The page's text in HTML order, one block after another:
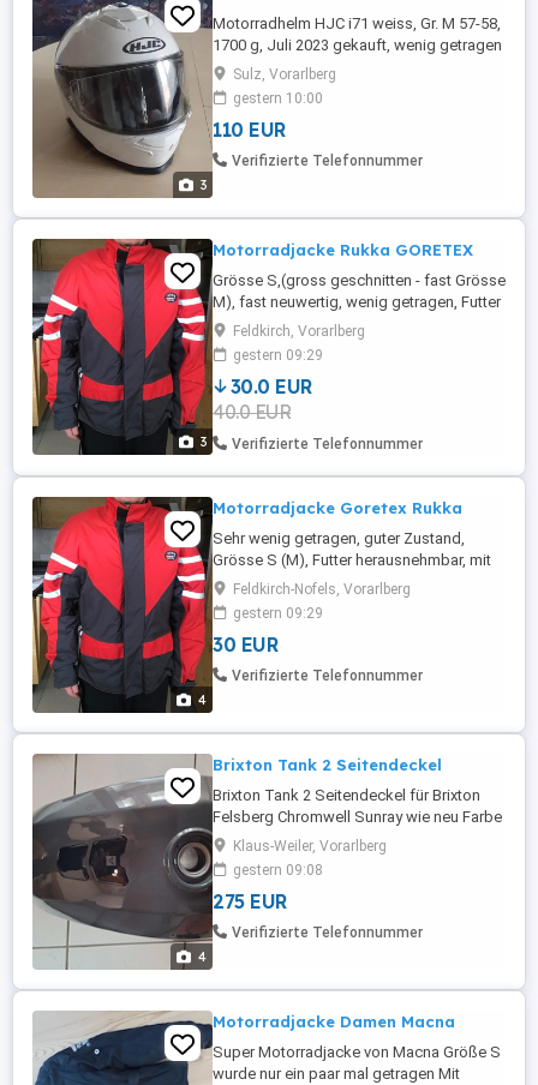
3
Motorradhelm HJC i71 weiss, Gr. M 57-58,
1700 g, Juli 2023 gekauft, wenig getragen
(NP 207,--)
Sulz, Vorarlberg
gestern 10:00
110 EUR
Verifizierte Telefonnummer
3
Motorradjacke Rukka GORETEX
Grösse S,(gross geschnitten - fast Grösse
M), fast neuwertig, wenig getragen, Futter
herausnahmbar, GORE TEX, mit
Schulterprotektoren
Feldkirch, Vorarlberg
gestern 09:29
30.0 EUR
40.0 EUR
Verifizierte Telefonnummer
4
Motorradjacke Goretex Rukka
Sehr wenig getragen, guter Zustand,
Grösse S (M), Futter herausnehmbar, mit
Schulterprotektoren
Feldkirch-Nofels, Vorarlberg
gestern 09:29
30 EUR
Verifizierte Telefonnummer
4
Brixton Tank 2 Seitendeckel
Brixton Tank 2 Seitendeckel für Brixton
Felsberg Chromwell Sunray wie neu Farbe
Orginal Timberwolf Gray
Klaus-Weiler, Vorarlberg
gestern 09:08
275 EUR
Verifizierte Telefonnummer
Motorradjacke Damen Macna
Super Motorradjacke von Macna Größe S
wurde nur ein paar mal getragen Mit